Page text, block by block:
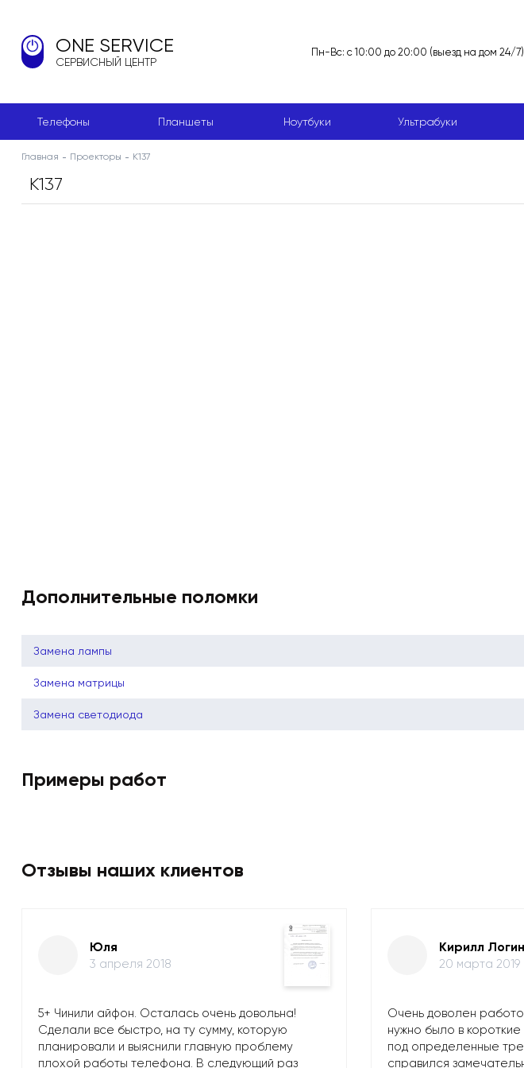
ONE SERVICE
СЕРВИСНЫЙ ЦЕНТР
Пн-Вс: с 10:00 до 20:00 (выезд на дом 24/7)
Телефоны Планшеты Ноутбуки Ультрабуки
Главная Проекторы K137
K137
Дополнительные поломки
Замена лампы
Замена матрицы
Замена светодиода
Примеры работ
Отзывы наших клиентов
Юля
3 апреля 2018
5+ Чинили айфон. Осталась очень довольна!
Сделали все быстро, на ту сумму, которую
планировали и выяснили главную проблему
плохой работы телефона. В следующий раз
Кирилл
20 марта 2019
Очень доволен
нужно было в
под определенные
справился